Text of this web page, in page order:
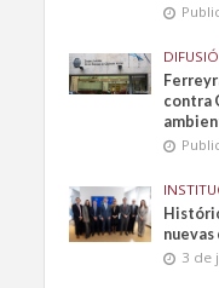
contra
3 de